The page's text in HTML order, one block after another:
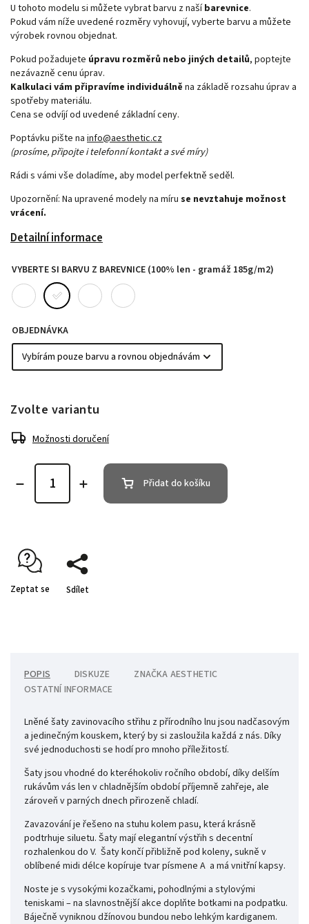
U tohoto modelu si můžete vybrat barvu z našíbarevnice.
Pokud vám níže uvedené rozměry vyhovují, vyberte barvu a můžete
výrobek rovnou objednat.
Pokud požadujete úpravu rozměrů nebo jiných detailů, poptejte
nezávazně cenu úprav.
Kalkulaci vám připravíme individuálně na základě rozsahu úprav a
spotřeby materiálu.
Cena se odvíjí od uvedené základní ceny.
Poptávku pište na info@aesthetic.cz
(prosíme, připojte i telefonní kontakt a své míry)
Rádi s vámi vše doladíme, aby model perfektně seděl.
Upozornění: Na upravené modelyna míru se nevztahuje možnost
vrácení.
Detailní informace
VYBERTE SI BARVU Z BAREVNICE (100% len - gramáž 185g/m2)
OBJEDNÁVKA
Zvolte variantu
Možnosti doručení
Přidat do košíku
Zeptat se Sdílet
POPIS DISKUZE ZNAČKA AESTHETIC
OSTATNÍ INFORMACE
Lněné šaty zavinovacího střihu z přírodního lnu jsou nadčasovým
a jedinečným kouskem, který by si zasloužila každá z nás. Díky
své jednoduchosti se hodí pro mnoho příležitostí.
Šaty jsou vhodné do kteréhokoliv ročního období, díky delším
rukávům vás len v chladnějším období příjemně zahřeje, ale
zároveň v parných dnech přirozeně chladí.
Zavazování je řešeno na stuhu kolem pasu, která krásně
podtrhuje siluetu. Šaty mají elegantní výstřih s decentní
rozhalenkou do V. Šaty končí přibližně pod koleny, sukně v
oblíbené midi délce kopíruje tvar písmene A a má vnitřní kapsy.
Noste je s vysokými kozačkami, pohodlnými a stylovými
teniskami – na slavnostnější akce doplňte botkami na podpatku.
Báječně vyniknou džínovou bundou nebo lehkým kardiganem.